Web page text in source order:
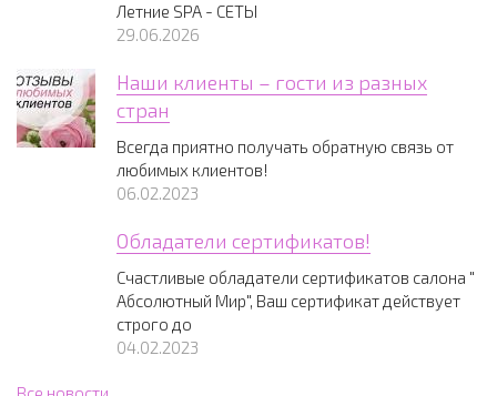
Летние SPA - СЕТЫ
29.06.2026
Наши клиенты – гости из разных
стран
Всегда приятно получать обратную связь от
любимых клиентов!
06.02.2023
Обладатели сертификатов!
Счастливые обладатели сертификатов салона "
Абсолютный Мир", Ваш сертификат действует
строго до
04.02.2023